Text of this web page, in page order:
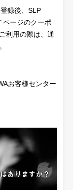
録後、SLP
ページのクーポ
利用の際は、通
お客様センター